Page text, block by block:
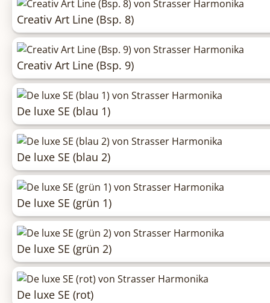
Creativ Art Line (Bsp. 8)
Creativ Art Line (Bsp. 9)
De luxe SE (blau 1)
De luxe SE (blau 2)
De luxe SE (grün 1)
De luxe SE (grün 2)
De luxe SE (rot)